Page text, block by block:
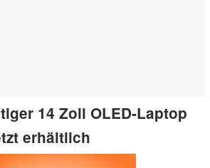
14 Zoll OLED-Laptop
erhältlich